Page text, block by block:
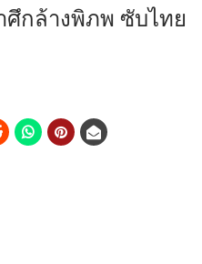
ศึกล้างพิภพ ซับไทย